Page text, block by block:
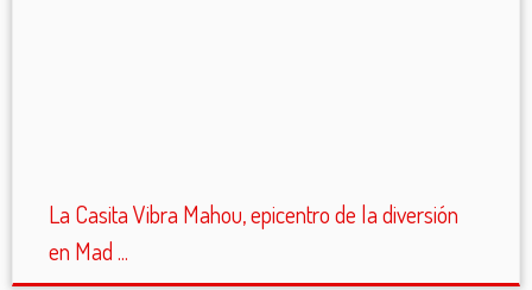
La Casita Vibra Mahou, epicentro de la diversión
en Mad ...